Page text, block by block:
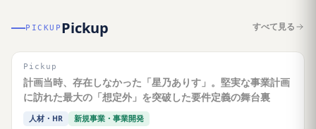
PICKUP Pickup すべて見る
Pickup
計画当時、存在しなかった「星乃ありす」。堅実な事業計画
に訪れた最大の「想定外」を突破した要件定義の舞台裏
人材・HR 新規事業・事業開発